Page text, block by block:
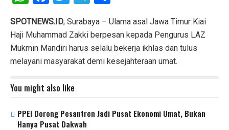
h
at
s
A
p
a
ce
b
o
k
wi
tt
er
el
e
gr
a
h
ar
e
SPOTNEWS.ID, Surabaya – Ulama asal Jawa Timur Kiai
Haji Muhammad Zakki berpesan kepada Pengurus LAZ
Mukmin Mandiri harus selalu bekerja ikhlas dan tulus
melayani masyarakat demi kesejahteraan umat.
You might also like
PPEI Dorong Pesantren Jadi Pusat Ekonomi Umat, Bukan
Hanya Pusat Dakwah